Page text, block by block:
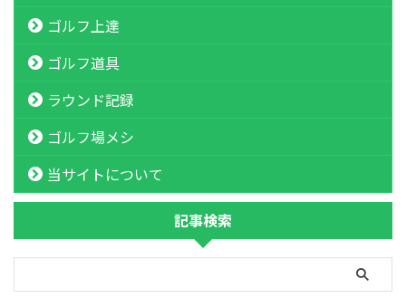
ゴルフ上達
ゴルフ道具
ラウンド記録
ゴルフ場メシ
当サイトについて
記事検索